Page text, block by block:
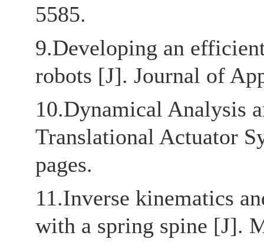
5585.
9.Developing an
robots [J]. Journal of
10.Dynamical Analysis
Translational Actuator
pages.
11.Inverse kinematics
with a spring spine [J].